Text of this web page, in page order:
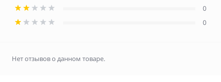
0
0
Нет отзывов о данном товаре.